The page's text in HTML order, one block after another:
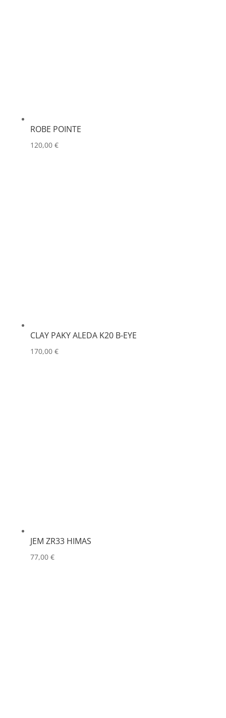
ROBE POINTE
120,00 €
CLAY PAKY ALEDA K20 B-EYE
170,00 €
JEM ZR33 HIMAS
77,00 €